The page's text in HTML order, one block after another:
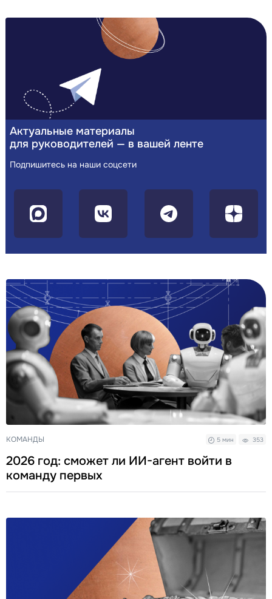
Актуальные материалы
для руководителей — в вашей ленте
Подпишитесь на наши соцсети
КОМАНДЫ 5 мин 353
2026 год: сможет ли ИИ-агент войти в
команду первых